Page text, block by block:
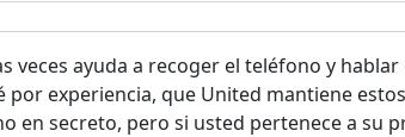
veces ayuda a recoger el teléfono y
por experiencia, que United mantiene
en secreto, pero si usted pertenece a su